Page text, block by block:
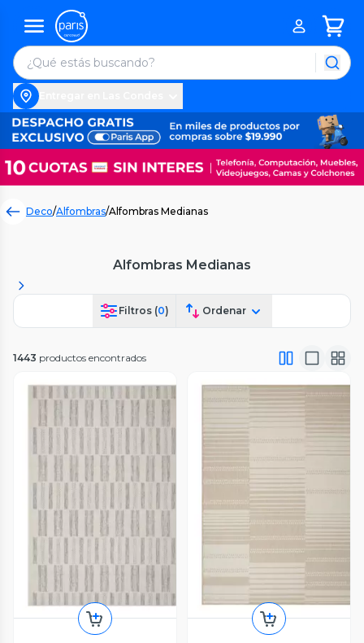
Deco/Alfombras/Alfombras Medianas
Alfombras Medianas
Filtros (0) Ordenar
1443 productos encontrados